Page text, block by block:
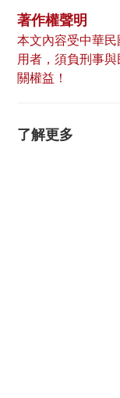
著作權聲明
本文內容受中華
用者，須負刑事
關權益！
了解更多